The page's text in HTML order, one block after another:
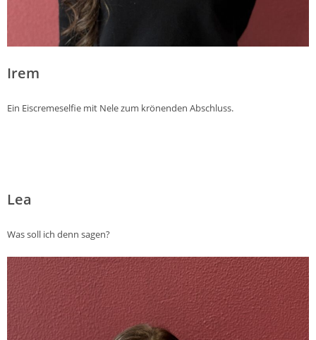
Irem
Ein Eiscremeselfie mit Nele zum krönenden Abschluss.
Lea
Was soll ich denn sagen?